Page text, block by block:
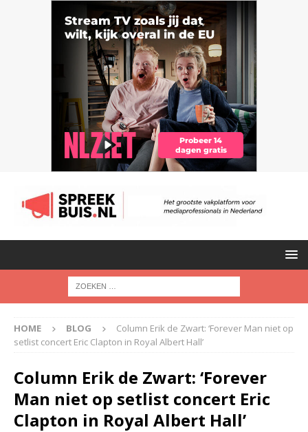
HOME BLOG
Column Erik de Zwart: ‘Forever Man niet op
setlist concert Eric Clapton in Royal Albert Hall’
Column Erik de Zwart: ‘Forever
Man niet op setlist concert Eric
Clapton in Royal Albert Hall’